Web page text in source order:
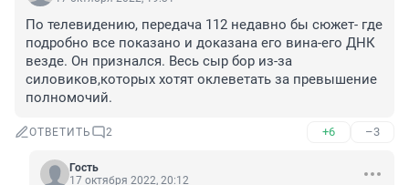
По телевидению, передача 112 недавно бы сюжет- где
подробно все показано и доказана его вина-его ДНК
везде. Он признался. Весь сыр бор из-за
силовиков,которых хотят оклеветать за превышение
полномочий.
ОТВЕТИТЬ 2 +6 –3
Гость
17 октября 2022, 20:12